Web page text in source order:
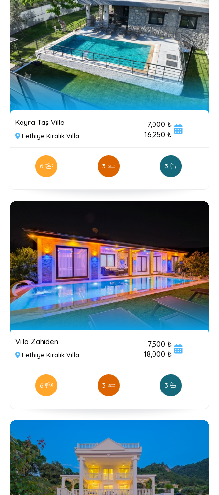
Kayra Taş Villa
Fethiye Kiralık Villa
7,000 ₺
16,250 ₺
6 3 3
Villa Zahiden
Fethiye Kiralık Villa
7,500 ₺
18,000 ₺
6 3 3